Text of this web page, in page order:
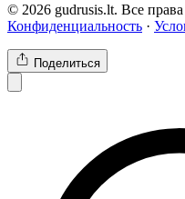
© 2026 gudrusis.lt. Все
Конфиденциальность ·
Поделиться